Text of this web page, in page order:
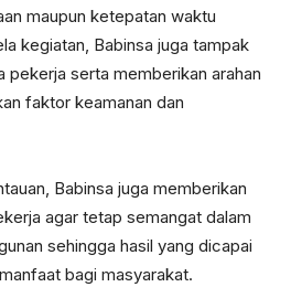
maupun ketepatan waktu
kegiatan, Babinsa juga tampak
pekerja serta memberikan arahan
faktor keamanan dan
Babinsa juga memberikan
agar tetap semangat dalam
sehingga hasil yang dicapai
bagi masyarakat.